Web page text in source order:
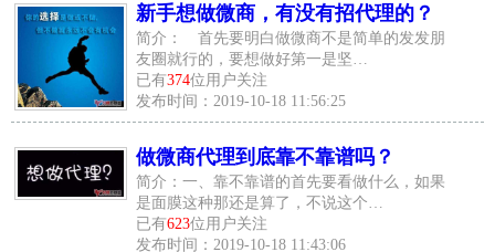
新手想做微商，有没有招代理的？
简介： 首先要明白做微商不是简单的发发朋
友圈就行的，要想做好第一是坚…
已有374位用户关注
发布时间：2019-10-18 11:56:25
做微商代理到底靠不靠谱吗？
简介：一、靠不靠谱的首先要看做什么，如果
是面膜这种那还是算了，不说这个…
已有623位用户关注
发布时间：2019-10-18 11:43:06